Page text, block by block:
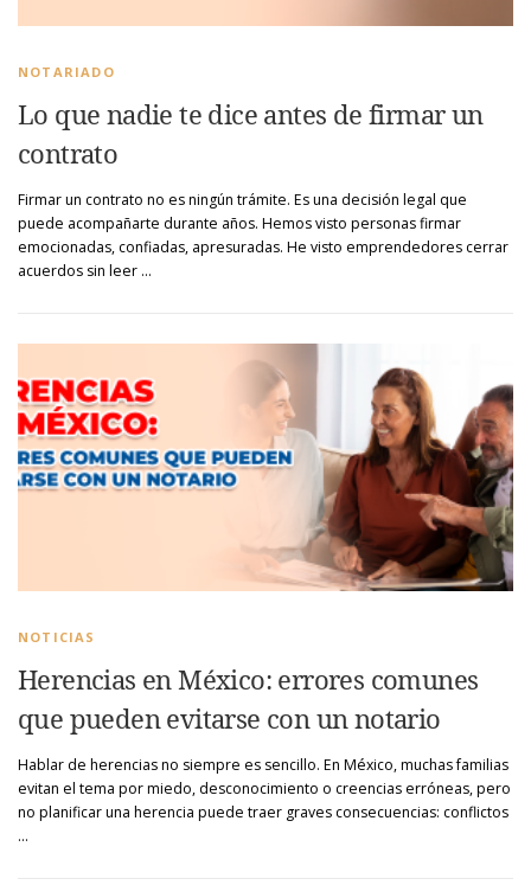
NOTARIADO
Lo que nadie te dice antes de firmar un
contrato
Firmar un contrato no es ningún trámite. Es una decisión legal que
puede acompañarte durante años. Hemos visto personas firmar
emocionadas, confiadas, apresuradas. He visto emprendedores cerrar
acuerdos sin leer …
NOTICIAS
Herencias en México: errores comunes
que pueden evitarse con un notario
Hablar de herencias no siempre es sencillo. En México, muchas familias
evitan el tema por miedo, desconocimiento o creencias erróneas, pero
no planificar una herencia puede traer graves consecuencias: conflictos
…